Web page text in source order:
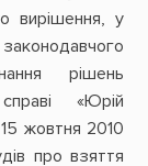
вирішення, у
рішень
«Юрій
жовтня 2010
про взяття